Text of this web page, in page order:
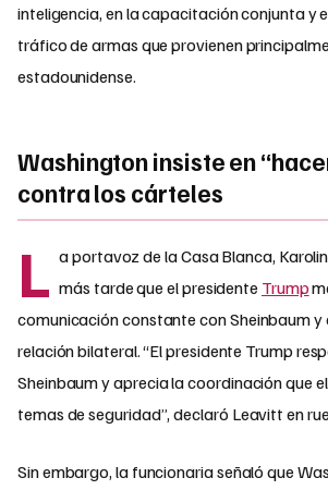
inteligencia, en la capacitación conjunta y
tráfico de armas que provienen
estadounidense.
Washington insiste en
contra los cárteles
L a portavoz de la Casa Blanca,
más tarde que el presidente Trump
comunicación constante con Sheinbaum y
relación bilateral. “El presidente Trump
Sheinbaum y aprecia la coordinación que
temas de seguridad”, declaró Leavitt en
Sin embargo, la funcionaria señaló que